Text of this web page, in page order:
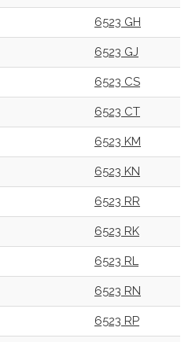
6523 GH
6523 GJ
6523 CS
6523 CT
6523 KM
6523 KN
6523 RR
6523 RK
6523 RL
6523 RN
6523 RP